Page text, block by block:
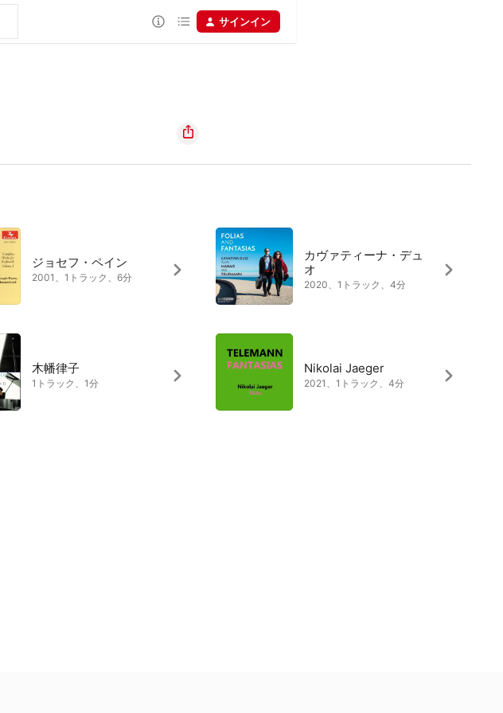
サインイン
ジョセフ・ペイン
2001、1トラック、6分
カヴァティーナ・デュ
オ
2020、1トラック、4分
木幡律子
1トラック、1分
Nikolai Jaeger
2021、1トラック、4分